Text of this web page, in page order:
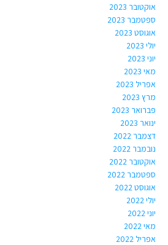
אוקטובר 2023
ספטמבר 2023
אוגוסט 2023
יולי 2023
יוני 2023
מאי 2023
אפריל 2023
מרץ 2023
פברואר 2023
ינואר 2023
דצמבר 2022
נובמבר 2022
אוקטובר 2022
ספטמבר 2022
אוגוסט 2022
יולי 2022
יוני 2022
מאי 2022
אפריל 2022